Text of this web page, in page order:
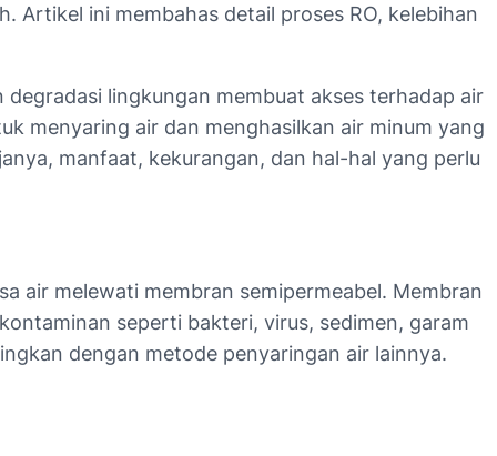
Artikel ini membahas detail proses RO, kelebihan
lingkungan membuat akses terhadap air
menyaring air dan menghasilkan air minum yang
manfaat, kekurangan, dan hal-hal yang perlu
air melewati membran semipermeabel. Membran
seperti bakteri, virus, sedimen, garam
dengan metode penyaringan air lainnya.